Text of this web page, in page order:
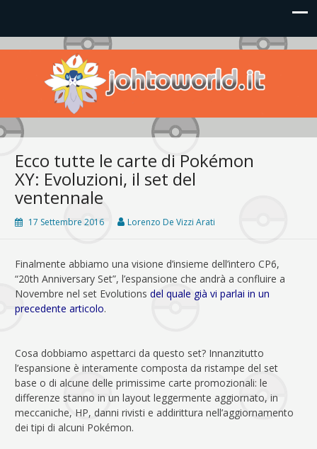
Johto World
Le novità più frizzanti dall'universo Pokémon e Nintendo
Ecco tutte le carte di Pokémon
XY: Evoluzioni, il set del
ventennale
17 Settembre 2016 Lorenzo De Vizzi Arati
Finalmente abbiamo una visione d’insieme dell’intero CP6,
“20th Anniversary Set”, l’espansione che andrà a confluire a
Novembre nel set Evolutions del quale già vi parlai in un
precedente articolo.
Cosa dobbiamo aspettarci da questo set? Innanzitutto
l’espansione è interamente composta da ristampe del set
base o di alcune delle primissime carte promozionali: le
differenze stanno in un layout leggermente aggiornato, in
meccaniche, HP, danni rivisti e addirittura nell’aggiornamento
dei tipi di alcuni Pokémon.